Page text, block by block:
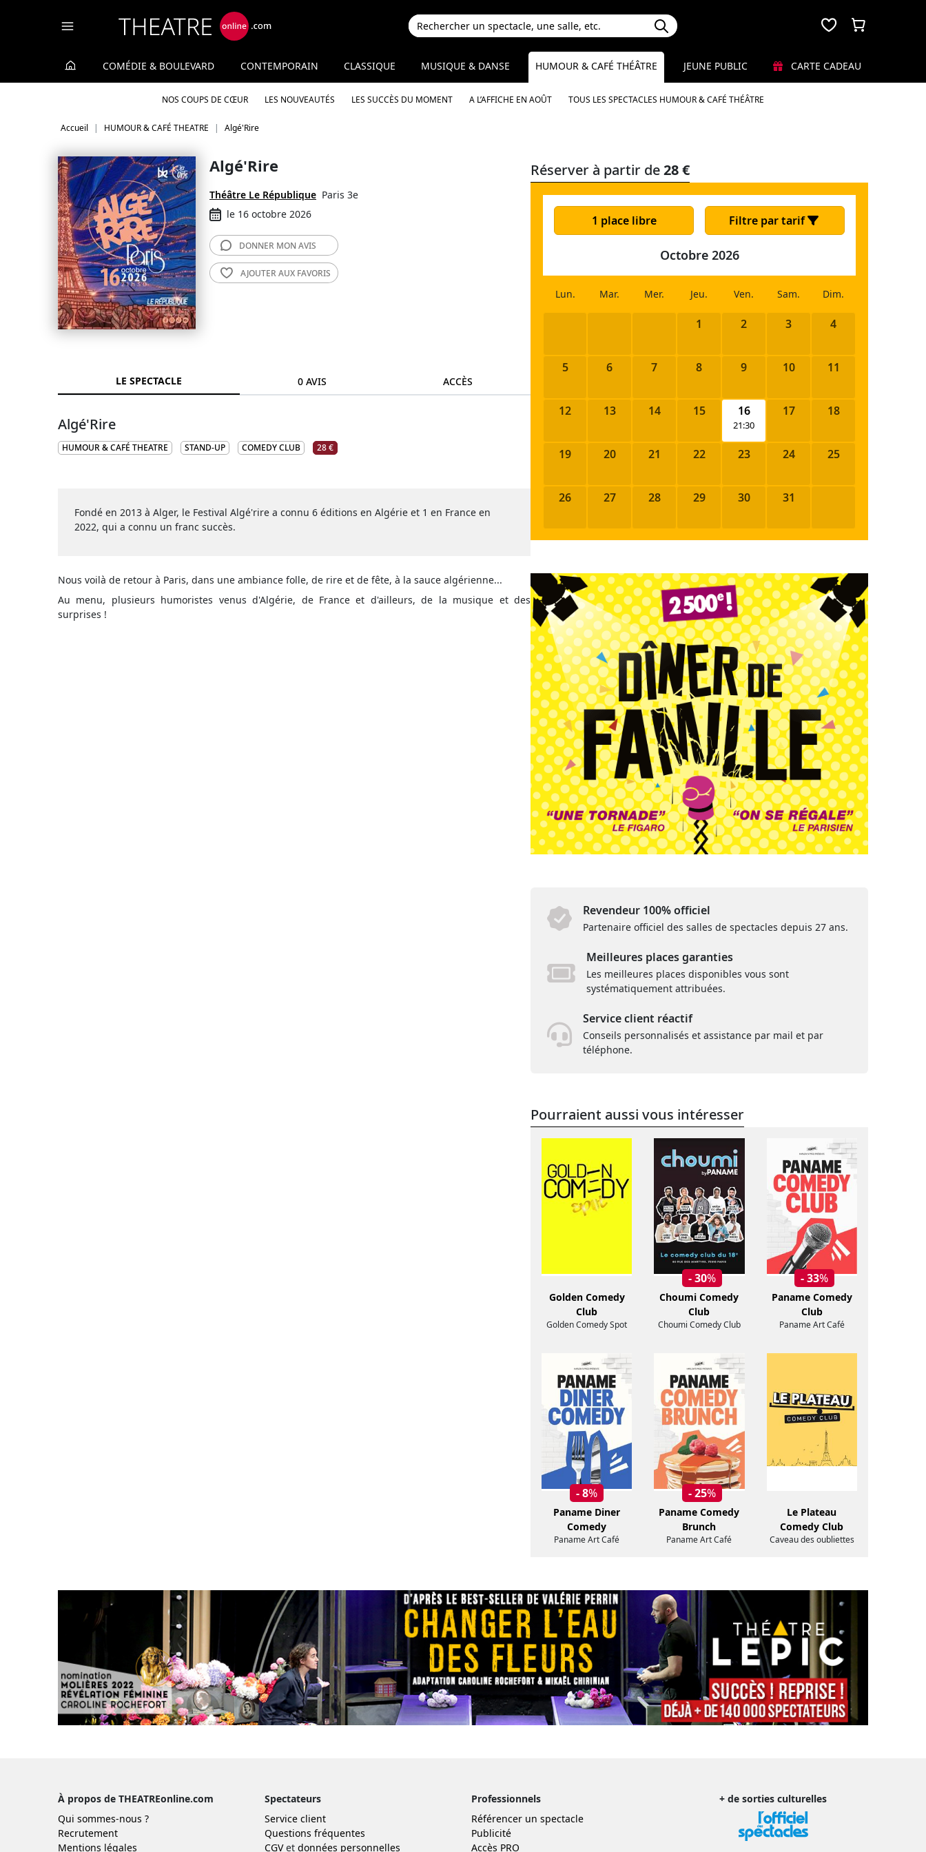
COMÉDIE & BOULEVARD CONTEMPORAIN CLASSIQUE MUSIQUE & DANSE HUMOUR & CAFÉ THÉÂTRE
NOS COUPS DE CŒUR LES NOUVEAUTÉS LES SUCCÈS DU MOMENT A L’AFFICHE EN AOÛT TOUS LES SPECTACLES HUMOUR & CAFÉ THÉÂTRE
JEUNE PUBLIC CARTE CADEAU
Accueil HUMOUR & CAFÉ THEATRE Algé'Rire
Algé'Rire
Théâtre Le République Paris 3e
le 16 octobre 2026
DONNER MON AVIS
AJOUTER AUX FAVORIS
LE SPECTACLE 0 AVIS ACCÈS
Algé'Rire
HUMOUR & CAFÉ THEATRE STAND-UP COMEDY CLUB 28 €
Fondé en 2013 à Alger, le Festival Algé'rire a connu 6 éditions en Algérie et 1 en France en
2022, qui a connu un franc succès.
Nous voilà de retour à Paris, dans une ambiance folle, de rire et de fête, à la sauce algérienne...
Au menu, plusieurs humoristes venus d'Algérie, de France et d'ailleurs, de la musique et des
surprises !
Réserver à partir de28 €
1 place libre Filtre par tarif
Octobre 2026
Lun. Mar. Mer. Jeu. Ven. Sam. Dim.
1 2 3 4
5 6 7 8 9 10 11
12 13 14 15 16
21:30
17 18
19 20 21 22 23 24 25
26 27 28 29 30 31
Revendeur 100% officiel
Partenaire officiel des salles de spectacles depuis 27 ans.
Meilleures places garanties
Les meilleures places disponibles vous sont
systématiquement attribuées.
Service client réactif
Conseils personnalisés et assistance par mail et par
téléphone.
Pourraient aussi vous intéresser
Golden Comedy
Club
Golden Comedy Spot
- 30%
Choumi Comedy
Club
Choumi Comedy Club
- 33%
Paname Comedy
Club
Paname Art Café
- 8%
Paname Diner
Comedy
Paname Art Café
- 25%
Paname Comedy
Brunch
Paname Art Café
Le Plateau
Comedy Club
Caveau des oubliettes
À propos de THEATREonline.com
Qui sommes-nous ?
Recrutement
Mentions légales
Spectateurs
Service client
Questions fréquentes
CGVet données personnelles
Professionnels
Référencer un spectacle
Publicité
Accès PRO
+ de sorties culturelles